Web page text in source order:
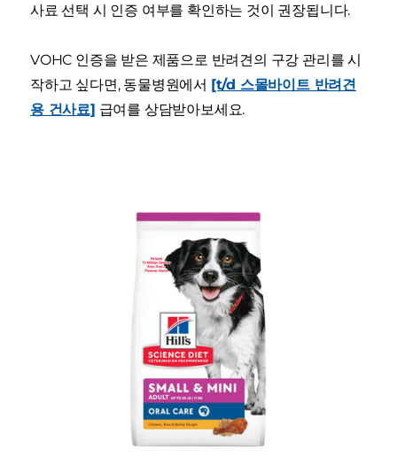
사료 선택 시 인증 여부를 확인하는 것이 권장됩니다.
VOHC 인증을 받은 제품으로 반려견의 구강 관리를 시
작하고 싶다면, 동물병원에서 [t/d 스몰바이트 반려견
용 건사료] 급여를 상담받아보세요.